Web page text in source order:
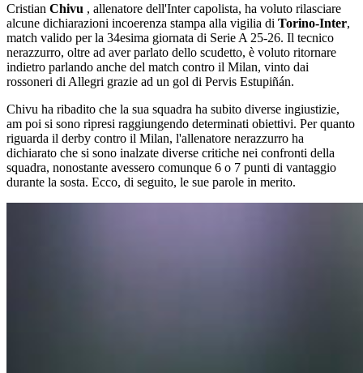
Cristian Chivu , allenatore dell'Inter capolista, ha voluto rilasciare
alcune dichiarazioni incoerenza stampa alla vigilia di Torino-Inter,
match valido per la 34esima giornata di Serie A 25-26. Il tecnico
nerazzurro, oltre ad aver parlato dello scudetto, è voluto ritornare
indietro parlando anche del match contro il Milan, vinto dai
rossoneri di Allegri grazie ad un gol di Pervis Estupiñán.
Chivu ha ribadito che la sua squadra ha subito diverse ingiustizie,
am poi si sono ripresi raggiungendo determinati obiettivi. Per quanto
riguarda il derby contro il Milan, l'allenatore nerazzurro ha
dichiarato che si sono inalzate diverse critiche nei confronti della
squadra, nonostante avessero comunque 6 o 7 punti di vantaggio
durante la sosta. Ecco, di seguito, le sue parole in merito.